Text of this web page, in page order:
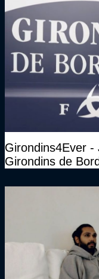
Girondins4Ever
Girondins de